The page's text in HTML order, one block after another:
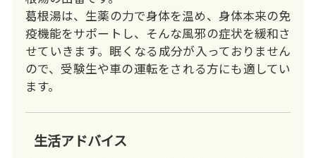
葛根湯は、生薬の力で身体を温め、身体本来の免
疫機能をサポートし、そんな風邪の症状を緩和さ
せていきます。眠くなる成分が入っておりません
ので、受験生や車の運転をされる方にも適してい
ます。
生活アドバイス